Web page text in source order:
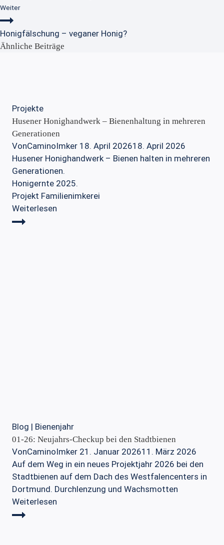
Weiter
Honigfälschung – veganer Honig?
Ähnliche Beiträge
Projekte
Husener Honighandwerk – Bienenhaltung in mehreren
Generationen
VonCaminoImker 18. April 202618. April 2026
Husener Honighandwerk – Bienen halten in mehreren
Generationen.
Honigernte 2025.
Projekt Familienimkerei
Weiterlesen
Blog | Bienenjahr
01-26: Neujahrs-Checkup bei den Stadtbienen
VonCaminoImker 21. Januar 202611. März 2026
Auf dem Weg in ein neues Projektjahr 2026 bei den
Stadtbienen auf dem Dach des Westfalencenters in
Dortmund. Durchlenzung und Wachsmotten
Weiterlesen